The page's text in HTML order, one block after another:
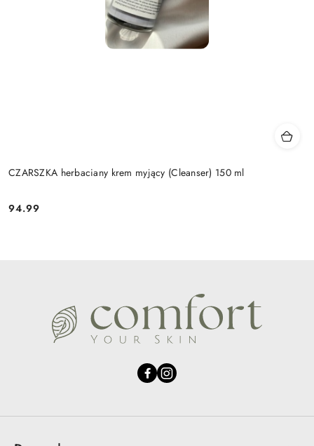
CZARSZKA herbaciany krem myjący (Cleanser) 150 ml
Cena:
94.99